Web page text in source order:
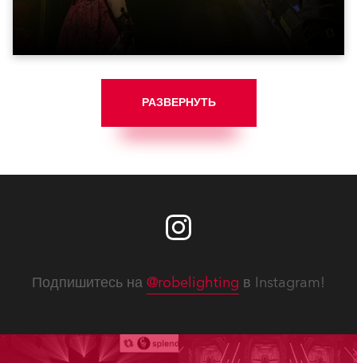
РАЗВЕРНУТЬ
Подпишитесь на @robelighting в Instagram!